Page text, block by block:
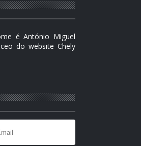
é António Miguel
do website Chely